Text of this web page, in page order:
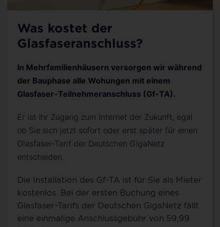
Was kostet der
Glasfaseranschluss?
In Mehrfamilienhäusern versorgen wir während
der Bauphase alle Wohungen mit einem
Glasfaser-Teilnehmeranschluss (Gf-TA).
Er ist Ihr Zugang zum Internet der Zukunft, egal
ob Sie sich jetzt sofort oder erst später für einen
Glasfaser-Tarif der Deutschen GigaNetz
entscheiden.
Die Installation des Gf-TA ist für Sie als Mieter
kostenlos. Bei der ersten Buchung eines
Glasfaser-Tarifs der Deutschen GigaNetz fällt
eine einmalige Anschlussgebühr von 59,99